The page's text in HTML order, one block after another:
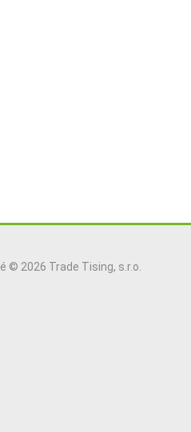
© 2026 Trade Tising, s.r.o.